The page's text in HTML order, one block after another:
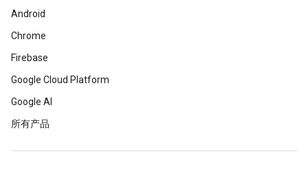
Android
Chrome
Firebase
Google Cloud Platform
Google AI
所有产品